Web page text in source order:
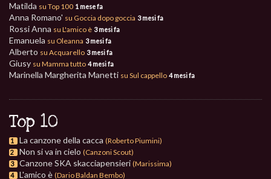
Matilda su Top 100 1 mese fa
Anna Romano' su Goccia dopo goccia 3 mesi fa
Rossi Anna su L'amico è 3 mesi fa
Emanuela su Oleanna 3 mesi fa
Alberto su Acquarello 3 mesi fa
Giusy su Mamma tutto 4 mesi fa
Marinella Margherita Manetti su Sul cappello 4 mesi fa
Top 10
1 La canzone della cacca (Roberto Piumini)
2 Non si va in cielo (Canzoni Scout)
3 Canzone SKA skacciapensieri (Marissima)
4 L'amico è (Dario Baldan Bembo)